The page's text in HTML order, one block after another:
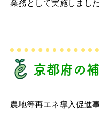
業務として実施しました
京都府の
農地等再エネ導入促進